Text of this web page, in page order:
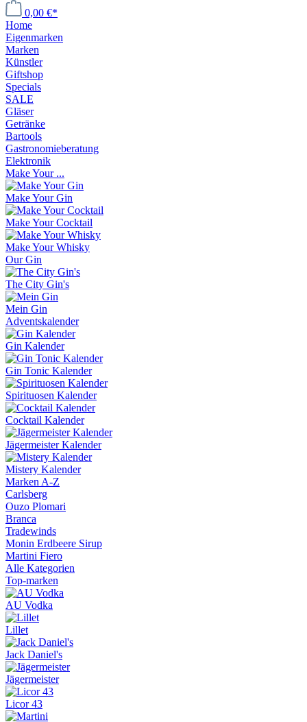
0,00 €*
Home
Eigenmarken
Marken
Künstler
Giftshop
Specials
SALE
Gläser
Getränke
Bartools
Gastronomieberatung
Elektronik
Make Your ...
Make Your Gin
Make Your Cocktail
Make Your Whisky
Our Gin
The City Gin's
Mein Gin
Adventskalender
Gin Kalender
Gin Tonic Kalender
Spirituosen Kalender
Cocktail Kalender
Jägermeister Kalender
Mistery Kalender
Marken A-Z
Carlsberg
Ouzo Plomari
Branca
Tradewinds
Monin Erdbeere Sirup
Martini Fiero
Alle Kategorien
Top-marken
AU Vodka
Lillet
Jack Daniel's
Jägermeister
Licor 43